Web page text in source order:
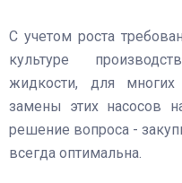
С учетом роста
культуре
жидкости, для многих
замены этих насосов
решение вопроса -
всегда оптимальна.